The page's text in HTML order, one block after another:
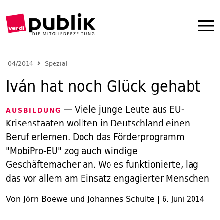
04/2014 Spezial
Iván hat noch Glück gehabt
AUSBILDUNG — Viele junge Leute aus EU-
Krisenstaaten wollten in Deutschland einen
Beruf erlernen. Doch das Förderprogramm
"MobiPro-EU" zog auch windige
Geschäftemacher an. Wo es funktionierte, lag
das vor allem am Einsatz engagierter Menschen
Von Jörn Boewe und Johannes Schulte | 6. Juni 2014